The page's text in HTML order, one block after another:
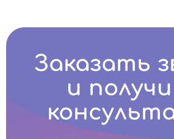
Заказать
и